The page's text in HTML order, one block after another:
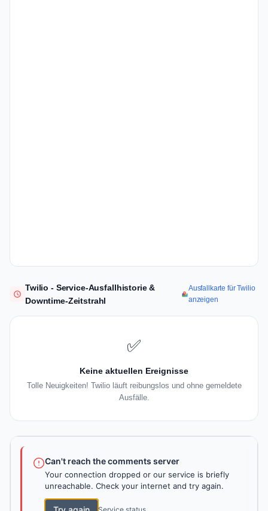
Twilio - Service-Ausfallhistorie &
Downtime-Zeitstrahl
Ausfallkarte für Twilio
anzeigen
✅
Keine aktuellen Ereignisse
Tolle Neuigkeiten! Twilio läuft reibungslos und ohne gemeldete
Ausfälle.
Can't reach the comments server
Your connection dropped or our service is briefly
unreachable. Check your internet and try again.